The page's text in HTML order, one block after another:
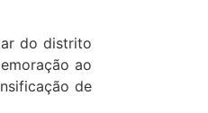
do distrito
ao
de